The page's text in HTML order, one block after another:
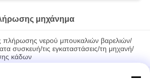
μηχάνημα
πλήρωσης νερού μπουκαλιών βαρελιών/
συσκευή/τις εγκαταστάσεις/τη μηχανή/
κάδων
νομισμάτων αυτοεξυπηρετήσεων